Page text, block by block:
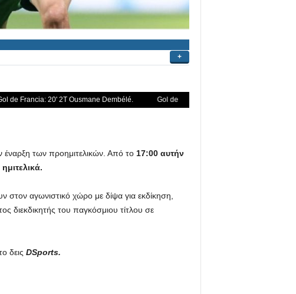
έναρξη των προημιτελικών. Από το 17:00 αυτήν
στον αγωνιστικό χώρο με δίψα για εκδίκηση,
διεκδικητής του παγκόσμιου τίτλου σε
δεις DSports.